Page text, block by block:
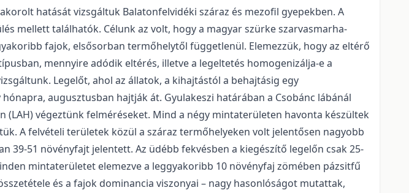
hatását vizsgáltuk Balatonfelvidéki száraz és mezofil gyepekben. A
mellett találhatók. Célunk az volt, hogy a magyar szürke szarvasmarha-
fajok, elsősorban termőhelytől függetlenül. Elemezzük, hogy az eltérő
mennyire adódik eltérés, illetve a legeltetés homogenizálja-e a
Legelőt, ahol az állatok, a kihajtástól a behajtásig egy
augusztusban hajtják át. Gyulakeszi határában a Csobánc lábánál
végeztünk felméréseket. Mind a négy mintaterületen havonta készültek
A felvételi területek közül a száraz termőhelyeken volt jelentősen nagyobb
39-51 növényfajt jelentett. Az üdébb fekvésben a kiegészítő legelőn csak 25-
mintaterületet elemezve a leggyakoribb 10 növényfaj zömében pázsitfű
és a fajok dominancia viszonyai – nagy hasonlóságot mutattak,